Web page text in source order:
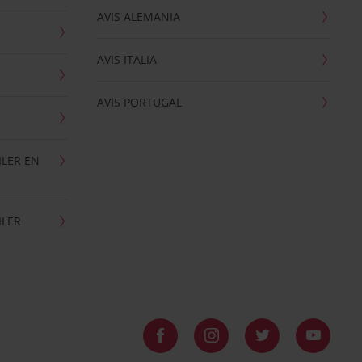
EN
AVIS ALEMANIA
AVIS ITALIA
AVIS PORTUGAL